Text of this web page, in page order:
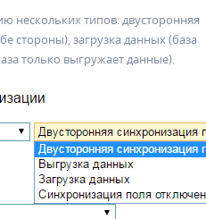
нескольких типов: двусторонняя
стороны), загрузка данных (база
только выгружает данные).